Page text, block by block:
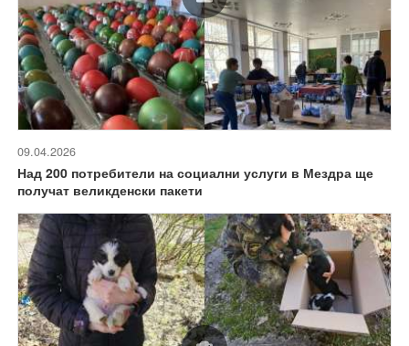
09.04.2026
Над 200 потребители на социални услуги в Мездра ще
получат великденски пакети